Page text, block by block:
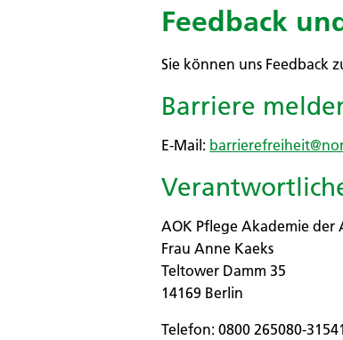
Feedback
Sie können uns Feedback
Barriere
E-Mail:
AOK Pflege Akademie der
Frau Anne Kaeks
Teltower Damm 35
14169 Berlin
Telefon: 0800 265080-31541